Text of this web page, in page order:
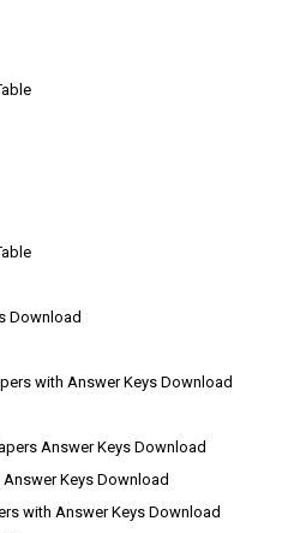
Download
with Answer Keys Download
Answer Keys Download
Keys Download
with Answer Keys Download